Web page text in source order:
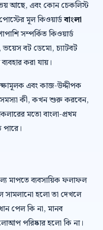
ভয় আছে, এবং কোন চেকলিস্ট
মূল কিওয়ার্ডবাংলা
সম্পর্কিত কিওয়ার্ড
ভয়েস বট ডেমো, চ্যাটবট
করা যায়।
এবং কাজ-উদ্দীপক
কী, কখন শুরু করবেন,
মতো বাংলা-প্রথম
মাপতে ব্যবসায়িক ফলাফল
হলো তা দেখলে
পেল কি না, মানব
পরিষ্কার হলো কি না।